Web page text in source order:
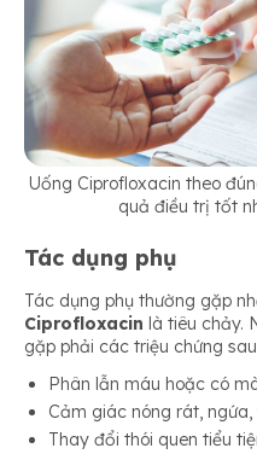
Uống Ciprofloxacin theo
quả điều trị tốt
Tác dụng phụ
Tác dụng phụ thường gặp
Ciprofloxacin là tiêu chảy.
gặp phải các triệu chứng
Phân lẫn máu hoặc có
Cảm giác nóng rát,
Thay đổi thói quen tiểu